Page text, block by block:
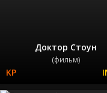
Доктор Стоун
(фильм)